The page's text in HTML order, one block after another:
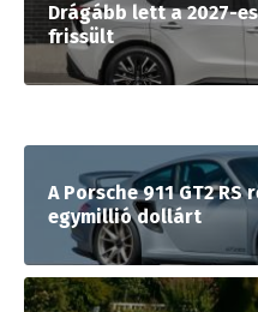
Drágább lett a 2027-
frissült
A Porsche 911 GT2
egymillió dollárt